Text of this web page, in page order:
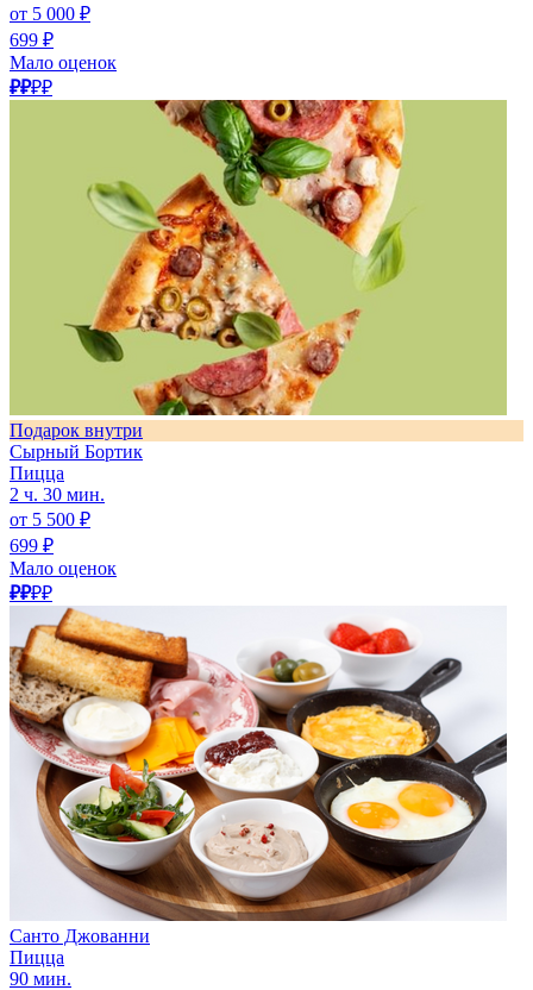
от 5 000 ₽
699 ₽
Мало оценок
₽₽₽₽
Подарок внутри
Сырный Бортик
Пицца
2 ч. 30 мин.
от 5 500 ₽
699 ₽
Мало оценок
₽₽₽₽
Санто Джованни
Пицца
90 мин.